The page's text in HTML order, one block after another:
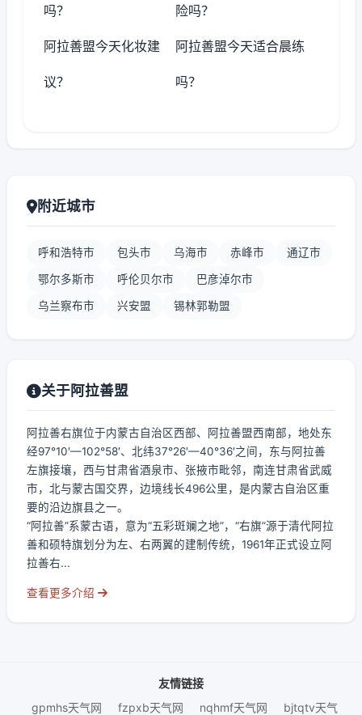
吗？ 险吗？
阿拉善盟今天化妆建
议？
阿拉善盟今天适合晨练
吗？
附近城市
呼和浩特市 包头市 乌海市 赤峰市 通辽市
鄂尔多斯市 呼伦贝尔市 巴彦淖尔市
乌兰察布市 兴安盟 锡林郭勒盟
关于阿拉善盟
阿拉善右旗位于内蒙古自治区西部、阿拉善盟西南部，地处东
经97°10′—102°58′、北纬37°26′—40°36′之间，东与阿拉善
左旗接壤，西与甘肃省酒泉市、张掖市毗邻，南连甘肃省武威
市，北与蒙古国交界，边境线长496公里，是内蒙古自治区重
要的沿边旗县之一。
“阿拉善”系蒙古语，意为“五彩斑斓之地”，“右旗”源于清代阿拉
善和硕特旗划分为左、右两翼的建制传统，1961年正式设立阿
拉善右...
查看更多介绍
友情链接
gpmhs天气网
fzpxb天气网 nqhmf天气网 bjtqtv天气